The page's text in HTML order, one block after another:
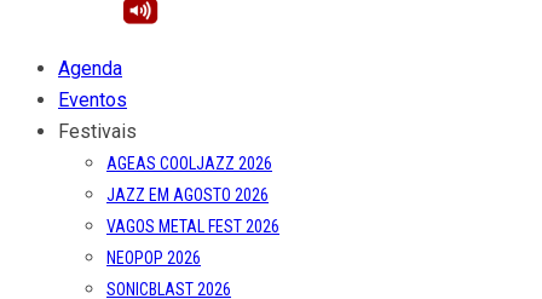
Agenda
Eventos
Festivais
AGEAS COOLJAZZ 2026
JAZZ EM AGOSTO 2026
VAGOS METAL FEST 2026
NEOPOP 2026
SONICBLAST 2026